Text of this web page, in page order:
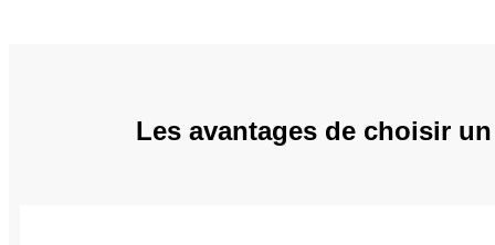
Les avantages de choisir